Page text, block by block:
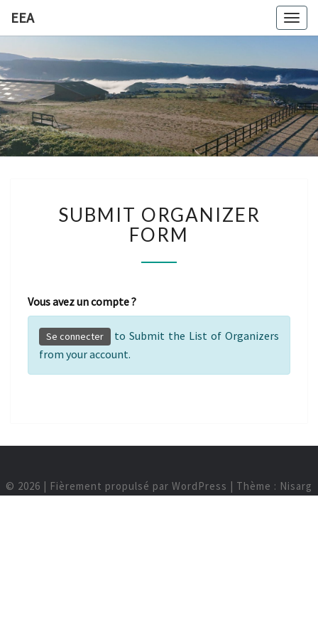
EEA
EEA
Equitation
Ethologique
Altyrac
ORGANIZER
FORM
SUBMIT ORGANIZER
FORM
Vous avez un compte ?
Se connecter
to Submit the List of Organizers
from your account.
© 2026 | Fièrement propulsé par WordPress | Thème : Nisarg